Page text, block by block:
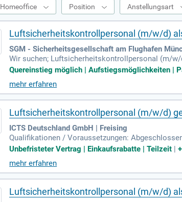
Homeoffice Position Anstellungsart
Luftsicherheitskontrollpersonal (m/w/d)
SGM - Sicherheitsgesellschaft am Flughafen
Wir suchen; Luftsicherheitskontrollpersonal (m/w/
en einen zukunftssicheren Arbeitsplatz in einem
Quereinstieg möglich | Aufstiegsmöglichkeiten |
mehr erfahren
Luftsicherheitskontrollpersonal (m/w/d)
ICTS Deutschland GmbH | Freising
Qualifikationen / Voraussetzungen:
ollen gem.
Unbefristeter Vertrag | Einkaufsrabatte | Teilzeit |
mehr erfahren
Luftsicherheitskontrollpersonal (m/w/d)